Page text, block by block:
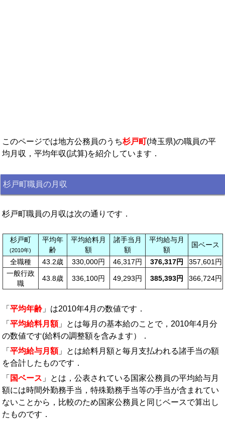
このページでは地方公務員のうち杉戸町(埼玉県)の職員の平
均月収，平均年収(試算)を紹介しています．
杉戸町職員の月収
杉戸町職員の月収は次の通りです．
杉戸町
(2010年)
平均年
齢
平均給料月
額
諸手当月
額
平均給与月
額
国ベース
全職種 43.2歳 330,000円 46,317円 376,317円
357,601円
一般行政
職
43.8歳 336,100円 49,293円 385,393円 366,724円
「 平均年齢 」は2010年4月の数値です．
「 平均給料月額」とは毎月の基本給のことで，2010年4月分
の数値です(給料の調整額を含みます）．
「 平均給与月額」とは給料月額と毎月支払われる諸手当の額
を合計したものです．
「 国ベース 」とは，公表されている国家公務員の平均給与月
額には時間外勤務手当，特殊勤務手当等の手当が含まれてい
ないことから，比較のため国家公務員と同じベースで算出し
たものです．